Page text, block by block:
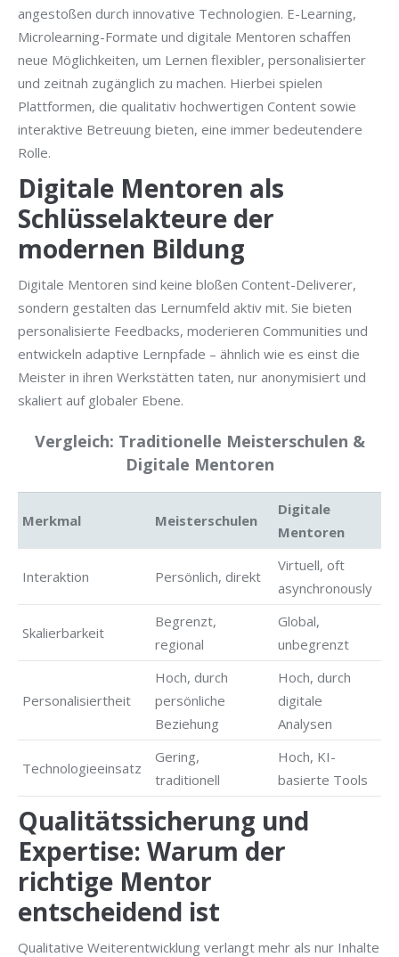
angestoßen durch innovative Technologien. E-Learning,
Microlearning-Formate und digitale Mentoren schaffen
neue Möglichkeiten, um Lernen flexibler, personalisierter
und zeitnah zugänglich zu machen. Hierbei spielen
Plattformen, die qualitativ hochwertigen Content sowie
interaktive Betreuung bieten, eine immer bedeutendere
Rolle.
Digitale Mentoren als
Schlüsselakteure der
modernen Bildung
Digitale Mentoren sind keine bloßen Content-Deliverer,
sondern gestalten das Lernumfeld aktiv mit. Sie bieten
personalisierte Feedbacks, moderieren Communities und
entwickeln adaptive Lernpfade – ähnlich wie es einst die
Meister in ihren Werkstätten taten, nur anonymisiert und
skaliert auf globaler Ebene.
Vergleich: Traditionelle Meisterschulen &
Digitale Mentoren
Merkmal Meisterschulen
Digitale
Mentoren
Interaktion Persönlich, direkt
Virtuell, oft
asynchronously
Skalierbarkeit
Begrenzt,
regional
Global,
unbegrenzt
Personalisiertheit
Hoch, durch
persönliche
Beziehung
Hoch, durch
digitale
Analysen
Technologieeinsatz
Gering,
traditionell
Hoch, KI-
basierte Tools
Qualitätssicherung und
Expertise: Warum der
richtige Mentor
entscheidend ist
Qualitative Weiterentwicklung verlangt mehr als nur Inhalte